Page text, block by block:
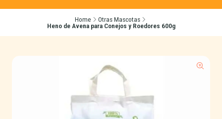
Home
Otras Mascotas
Heno de Avena para Conejos y Roedores 600g